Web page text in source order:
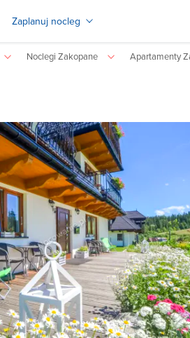
Zaplanuj nocleg
Noclegi Zakopane Apartamenty